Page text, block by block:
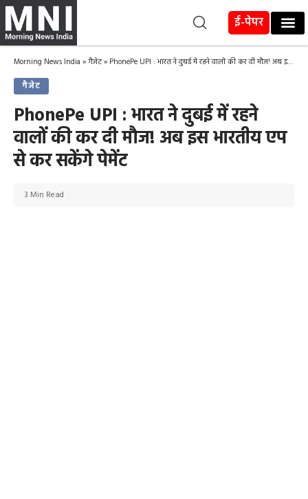
ई-पेपर
Morning News India »गैजेट» PhonePe UPI : भारत ने दुबई में रहने वालों की कर दी मौज! अब इस भारतीय एप से कर सकेंगे पेमेंट
गैजेट
PhonePe UPI : भारत ने दुबई में रहने
वालों की कर दी मौज! अब इस भारतीय एप
से कर सकेंगे पेमेंट
3 Min Read